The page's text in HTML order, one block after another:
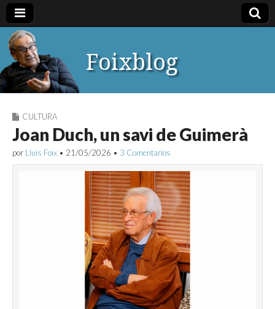
Foixblog
CULTURA
Joan Duch, un savi de Guimerà
por Lluís Foix • 21/05/2026 • 3 Comentarios